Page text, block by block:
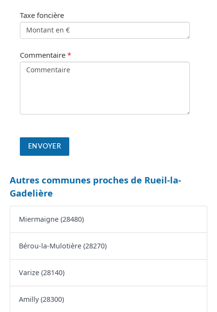
Taxe foncière
Commentaire *
Autres communes proches de Rueil-la-
Gadelière
Miermaigne (28480)
Bérou-la-Mulotière (28270)
Varize (28140)
Amilly (28300)